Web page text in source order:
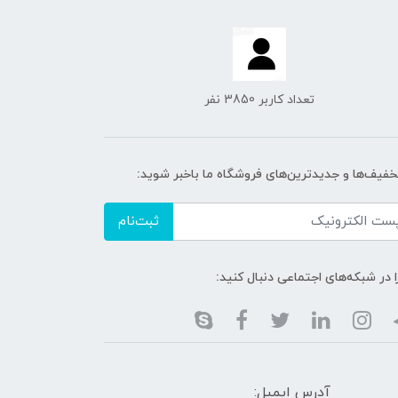
تعداد کاربر 3850 نفر
و جدیدترین‌های فروشگاه ما باخبر شوید:
ثبت‌نام
در شبکه‌های اجتماعی دنبال کنید:
آدرس ایمیل: